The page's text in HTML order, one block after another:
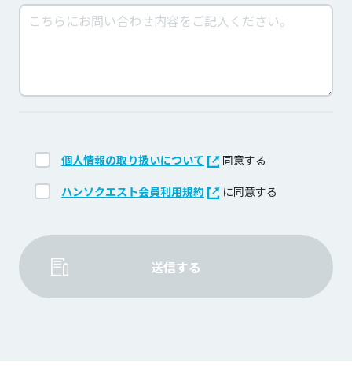
個人情報の取り扱いについて 同意する
ハンソクエスト会員利用規約 に同意する
送信する